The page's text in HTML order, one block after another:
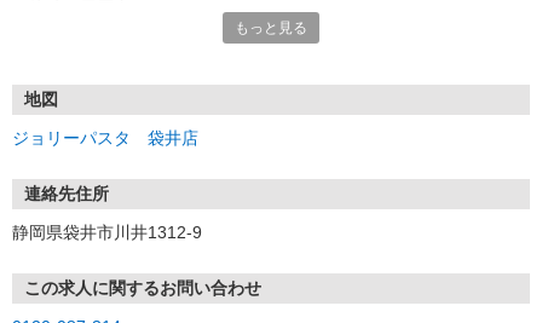
もっと見る
地図
ジョリーパスタ 袋井店
連絡先住所
静岡県袋井市川井1312-9
この求人に関するお問い合わせ